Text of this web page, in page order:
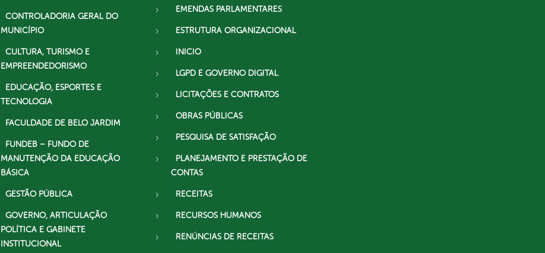
CONTROLADORIA GERAL DO
MUNICÍPIO
CULTURA, TURISMO E
EMPREENDEDORISMO
EDUCAÇÃO, ESPORTES E
TECNOLOGIA
FACULDADE DE BELO JARDIM
FUNDEB – FUNDO DE
MANUTENÇÃO DA EDUCAÇÃO
BÁSICA
GESTÃO PÚBLICA
GOVERNO, ARTICULAÇÃO
POLÍTICA E GABINETE
INSTITUCIONAL
EMENDAS PARLAMENTARES
ESTRUTURA ORGANIZACIONAL
INICIO
LGPD E GOVERNO DIGITAL
LICITAÇÕES E CONTRATOS
OBRAS PÚBLICAS
PESQUISA DE SATISFAÇÃO
PLANEJAMENTO E PRESTAÇÃO DE
CONTAS
RECEITAS
RECURSOS HUMANOS
RENÚNCIAS DE RECEITAS